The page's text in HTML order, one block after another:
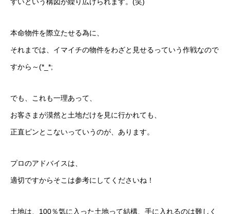
本命物件を際立たせる為に、
それまでは、イマイチの物件をわざと見せるっていう作戦なので
すから～(*_*;
でも、これも一理あって、
お客さまが漠然と土地だけを見に行かれても、
正直ピンとこないっていうのが、あります。
プロのアドバイスは、
適切ですからそこは参考にしてくださいね！
土地は、100％気に入った土地って結構、手に入れるのは難しく